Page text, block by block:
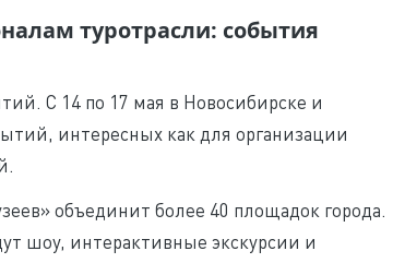
туротрасли: события
С 14 по 17 мая в Новосибирске и
интересных как для организации
объединит более 40 площадок города.
шоу, интерактивные экскурсии и